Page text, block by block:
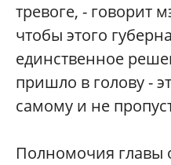
тревоге, - говорит
чтобы этого
единственное
пришло в голову -
самому и не
Полномочия главы